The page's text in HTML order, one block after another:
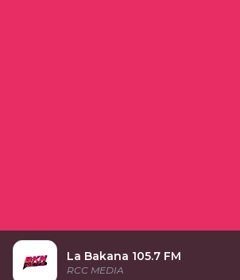
La Bakana 105.7 FM
RCC MEDIA